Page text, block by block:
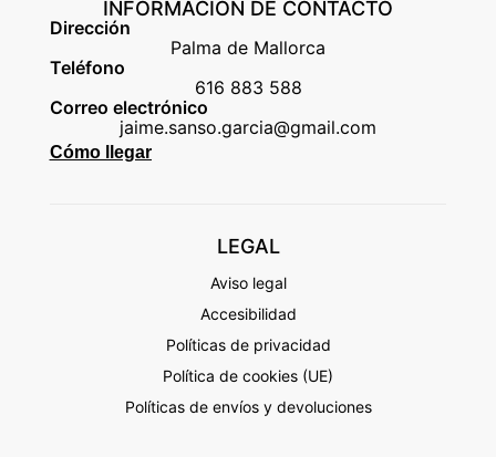
INFORMACIÓN DE CONTACTO
Dirección
Palma de Mallorca
Teléfono
616 883 588
Correo electrónico
jaime.sanso.garcia@gmail.com
Cómo llegar
LEGAL
Aviso legal
Accesibilidad
Políticas de privacidad
Política de cookies (UE)
Políticas de envíos y devoluciones